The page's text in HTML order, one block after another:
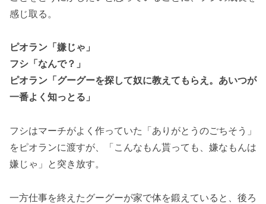
感じ取る。
ピオラン「嫌じゃ」
フシ「なんで？」
ピオラン「グーグーを探して奴に教えてもらえ。あいつが
一番よく知っとる」
フシはマーチがよく作っていた「ありがとうのごちそう」
をピオランに渡すが、「こんなもん貰っても、嫌なもんは
嫌じゃ」と突き放す。
一方仕事を終えたグーグーが家で体を鍛えていると、後ろ